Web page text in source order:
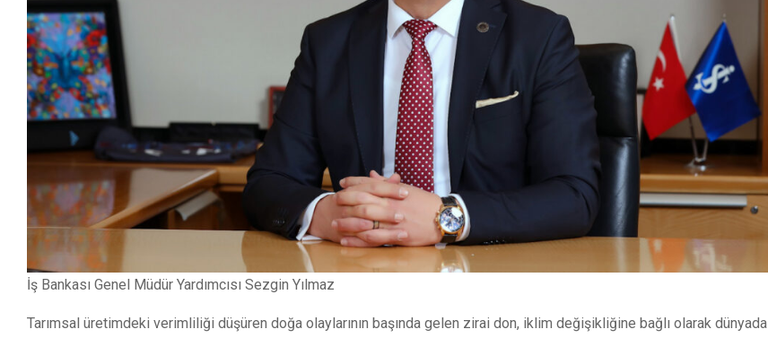
İş Bankası Genel Müdür Yardımcısı Sezgin Yılmaz
Tarımsal üretimdeki verimliliği düşüren doğa olaylarının başında gelen zirai don, iklim değişikliğine bağlı olarak dünyada